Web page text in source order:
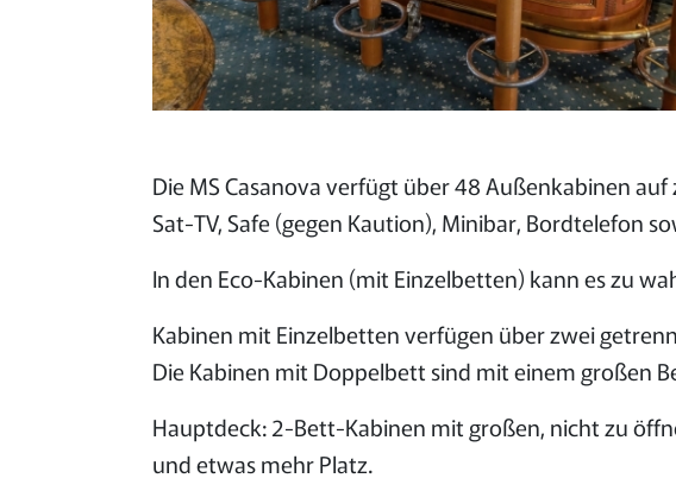
Die MS Casanova verfügt über 48 Außenkabinen
Sat-TV, Safe (gegen Kaution), Minibar, Bordtelefon
In den Eco-Kabinen (mit Einzelbetten) kann es zu
Kabinen mit Einzelbetten verfügen über zwei
Die Kabinen mit Doppelbett sind mit einem großen
Hauptdeck: 2-Bett-Kabinen mit großen, nicht zu
und etwas mehr Platz.